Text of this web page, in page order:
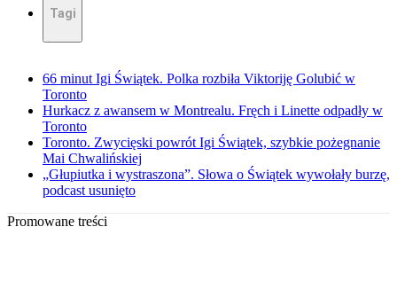
Tagi
66 minut Igi Świątek. Polka rozbiła Viktoriję Golubić w
Toronto
Hurkacz z awansem w Montrealu. Fręch i Linette odpadły w
Toronto
Toronto. Zwycięski powrót Igi Świątek, szybkie pożegnanie
Mai Chwalińskiej
„Głupiutka i wystraszona”. Słowa o Świątek wywołały burzę,
podcast usunięto
Promowane treści